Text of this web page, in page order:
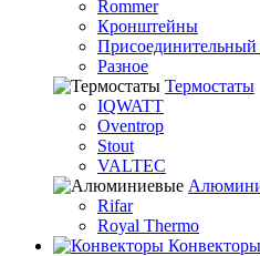
Rommer
Кронштейны
Присоединительный
Разное
Термостаты
IQWATT
Oventrop
Stout
VALTEC
Rifar
Royal Thermo
Конвекторы